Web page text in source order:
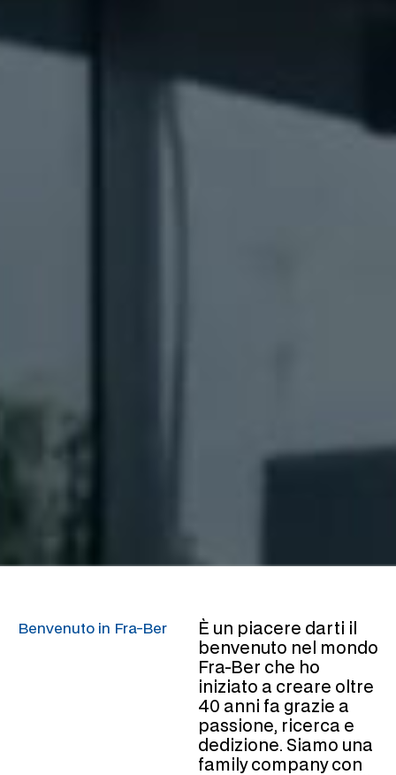
Benvenuto in Fra-Ber
È un piacere darti il
benvenuto nel mondo
Fra-Ber che ho
iniziato a creare oltre
40 anni fa grazie a
passione, ricerca e
dedizione. Siamo una
family company con